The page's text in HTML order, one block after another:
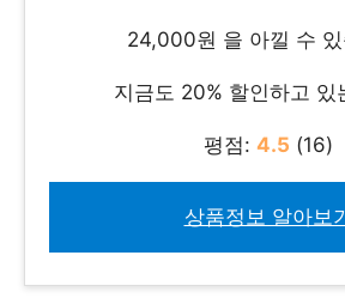
24,000원 을 아낄 수
지금도 20% 할인하고 있
평점: 4.5 (16)
상품정보 알아보